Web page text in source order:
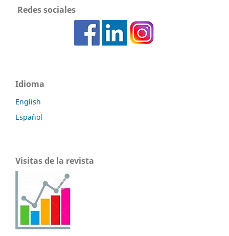
Redes sociales
Idioma
English
Español
Visitas de la revista